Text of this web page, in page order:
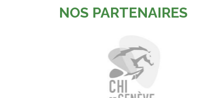
NOS PARTENAIRES